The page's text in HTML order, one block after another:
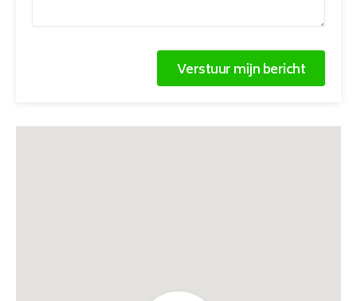
Verstuur mijn bericht